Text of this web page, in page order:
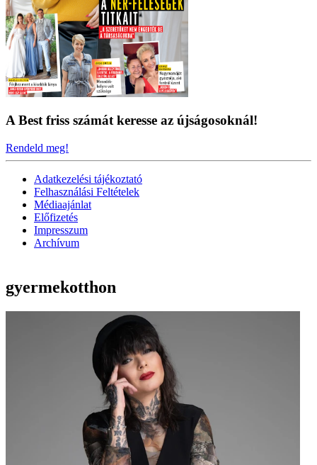
A Best friss számát keresse az újságosoknál!
Rendeld meg!
Adatkezelési tájékoztató
Felhasználási Feltételek
Médiaajánlat
Előfizetés
Impresszum
Archívum
gyermekotthon